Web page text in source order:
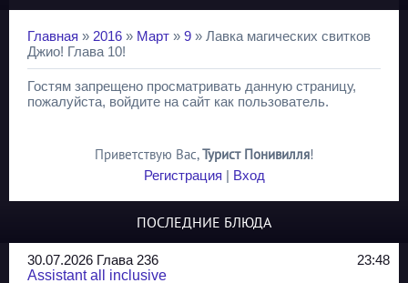
Главная » 2016 » Март » 9 » Лавка магических свитков
Джио! Глава 10!
Гостям запрещено просматривать данную страницу,
пожалуйста, войдите на сайт как пользователь.
Приветствую Вас,Турист Понивилля!
Регистрация | Вход
ПОСЛЕДНИЕ БЛЮДА
30.07.2026 Глава 236
23:48
Assistant all inclusive